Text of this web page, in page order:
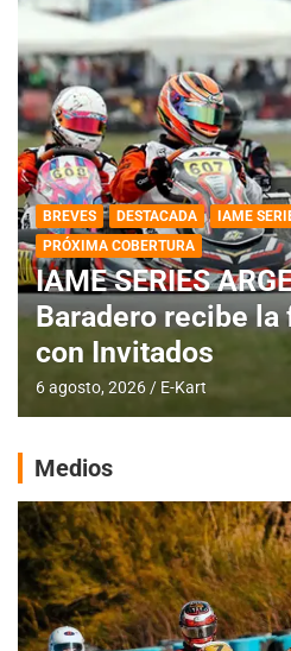
BREVES DESTACADA
IAME
PRÓXIMA COBERTURA
IAME SERIES
Baradero recibe
con Invitados
6 agosto, 2026 E-Kart
Medios